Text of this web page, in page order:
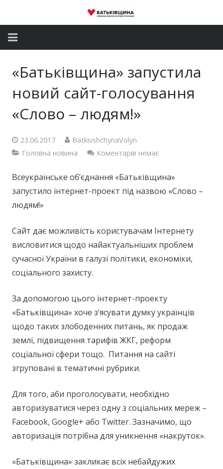
Партія
Громадські приймальні
Контакти
«Батьківщина» запустила
новий сайт-голосування
«Слово – людям!»
23.06.2017
BatkivshchynaVolyn
Головна новина
Коментарів немає
Всеукраїнське об’єднання «Батьківщина»
запустило інтернет-проект під назвою «Слово –
людям!»
Сайт дає можливість користувачам Інтернету
висловитися щодо найактуальніших проблем
сучасної України в галузі політики, економіки,
соціального захисту.
За допомогою цього інтернет-проекту
«Батьківщина» хоче з’ясувати думку українців
щодо таких злободенних питань, як продаж
землі, підвищення тарифів ЖКГ, реформ
соціальної сфери тощо. Питання на сайті
згруповані в тематичні рубрики.
Для того, аби проголосувати, необхідно
авторизуватися через одну з соціальних мереж –
Facebook, Google+ або Twitter. Зазначимо, що
авторизація потрібна для уникнення «накруток».
«Батьківщина» закликає всіх небайдужих